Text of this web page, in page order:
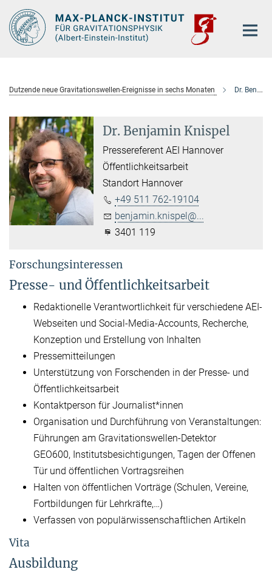
Hauptinhalt
Dutzende neue Gravitationswellen-Ereignisse in sechs Monaten Dr. Benjamin Knispel
Dr. Benjamin Knispel
Pressereferent AEI Hannover
Öffentlichkeitsarbeit
Standort Hannover
+49 511 762-19104
benjamin.knispel@...
3401 119
Forschungsinteressen
Presse- und Öffentlichkeitsarbeit
Redaktionelle Verantwortlichkeit für verschiedene AEI-
Webseiten und Social-Media-Accounts, Recherche,
Konzeption und Erstellung von Inhalten
Pressemitteilungen
Unterstützung von Forschenden in der Presse- und
Öffentlichkeitsarbeit
Kontaktperson für Journalist*innen
Organisation und Durchführung von Veranstaltungen:
Führungen am Gravitationswellen-Detektor
GEO600, Institutsbesichtigungen, Tagen der Offenen
Tür und öffentlichen Vortragsreihen
Halten von öffentlichen Vorträge (Schulen, Vereine,
Fortbildungen für Lehrkräfte,…)
Verfassen von populärwissenschaftlichen Artikeln
Vita
Ausbildung